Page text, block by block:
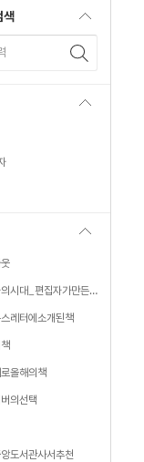
색
시대_편집자가만든책
레터에소개된책
올해의책
의선택
도서관사서추천